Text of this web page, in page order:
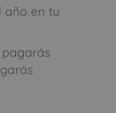
año en tu